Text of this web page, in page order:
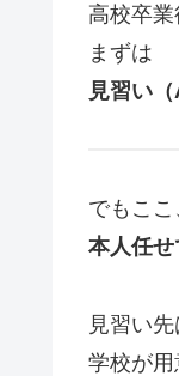
高校卒業
まずは
見習い
でもここ
本人任
見習い先
学校が用